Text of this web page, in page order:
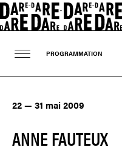
PROGRAMMATION
22 — 31 mai 2009
ANNE FAUTEUX